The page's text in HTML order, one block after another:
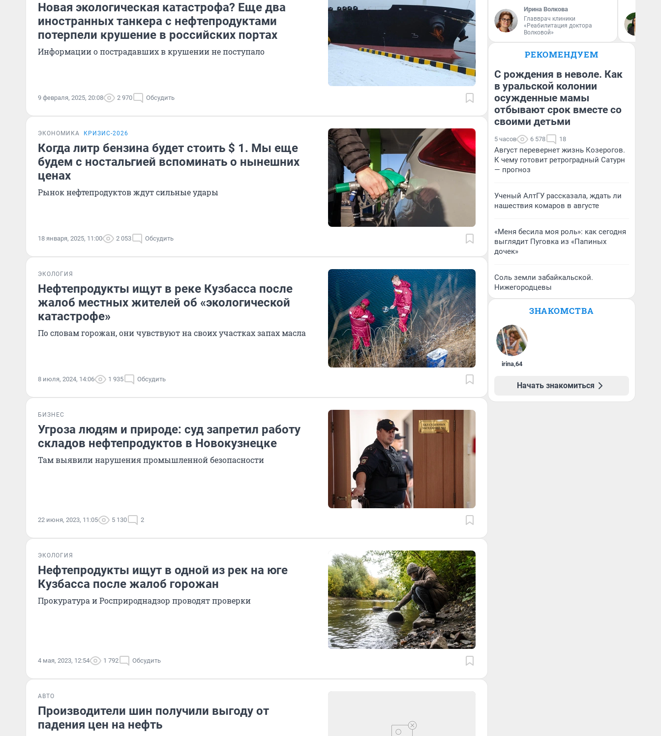
Новая экологическая катастрофа? Еще два
иностранных танкера с нефтепродуктами
потерпели крушение в российских портах
Информации о пострадавших в крушении не поступало
9 февраля, 2025, 20:08 2 970 Обсудить
ЭКОНОМИКА КРИЗИС-2026
Когда литр бензина будет стоить $ 1. Мы еще
будем с ностальгией вспоминать о нынешних
ценах
Рынок нефтепродуктов ждут сильные удары
18 января, 2025, 11:00 2 053 Обсудить
ЭКОЛОГИЯ
Нефтепродукты ищут в реке Кузбасса после
жалоб местных жителей об «экологической
катастрофе»
По словам горожан, они чувствуют на своих участках запах масла
8 июля, 2024, 14:06 1 935 Обсудить
БИЗНЕС
Угроза людям и природе: суд запретил работу
складов нефтепродуктов в Новокузнецке
Там выявили нарушения промышленной безопасности
22 июня, 2023, 11:05 5 130 2
ЭКОЛОГИЯ
Нефтепродукты ищут в одной из рек на юге
Кузбасса после жалоб горожан
Прокуратура и Росприроднадзор проводят проверки
4 мая, 2023, 12:54 1 792 Обсудить
АВТО
Производители шин получили выгоду от
падения цен на нефть
Ирина Волкова
Главврач клиники
«Реабилитация доктора
Волковой»
РЕКОМЕНДУЕМ
С рождения в неволе. Как
в уральской колонии
осужденные мамы
отбывают срок вместе со
своими детьми
5 часов 6 578 18
Август перевернет жизнь Козерогов.
К чему готовит ретроградный Сатурн
— прогноз
Ученый АлтГУ рассказала, ждать ли
нашествия комаров в августе
«Меня бесила моя роль»: как сегодня
выглядит Пуговка из «Папиных
дочек»
Соль земли забайкальской.
Нижегородцевы
ЗНАКОМСТВА
irina,64
Начать знакомиться